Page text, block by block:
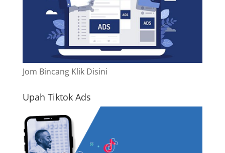
Jom Bincang Klik Disini
Upah Tiktok Ads